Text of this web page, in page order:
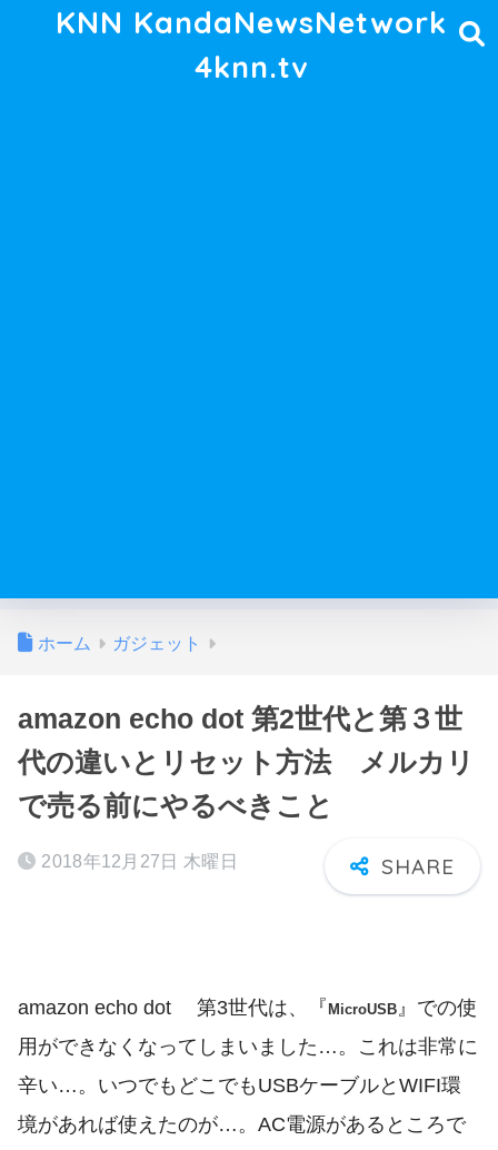
KNN KandaNewsNetwork
4knn.tv
ホーム ガジェット
amazon echo dot 第2世代と第３世
代の違いとリセット方法 メルカリ
で売る前にやるべきこと
2018年12月27日 木曜日
amazon echo dot 第3世代は、『 MicroUSB』での使
用ができなくなってしまいました…。これは非常に
辛い…。いつでもどこでもUSBケーブルとWIFI環
境があれば使えたのが…。AC電源があるところで